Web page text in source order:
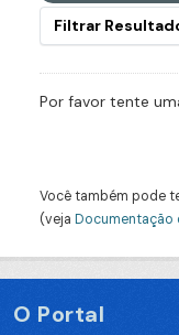
Filtrar
Por favor tente
Você também pode
(veja Documentação
O Portal